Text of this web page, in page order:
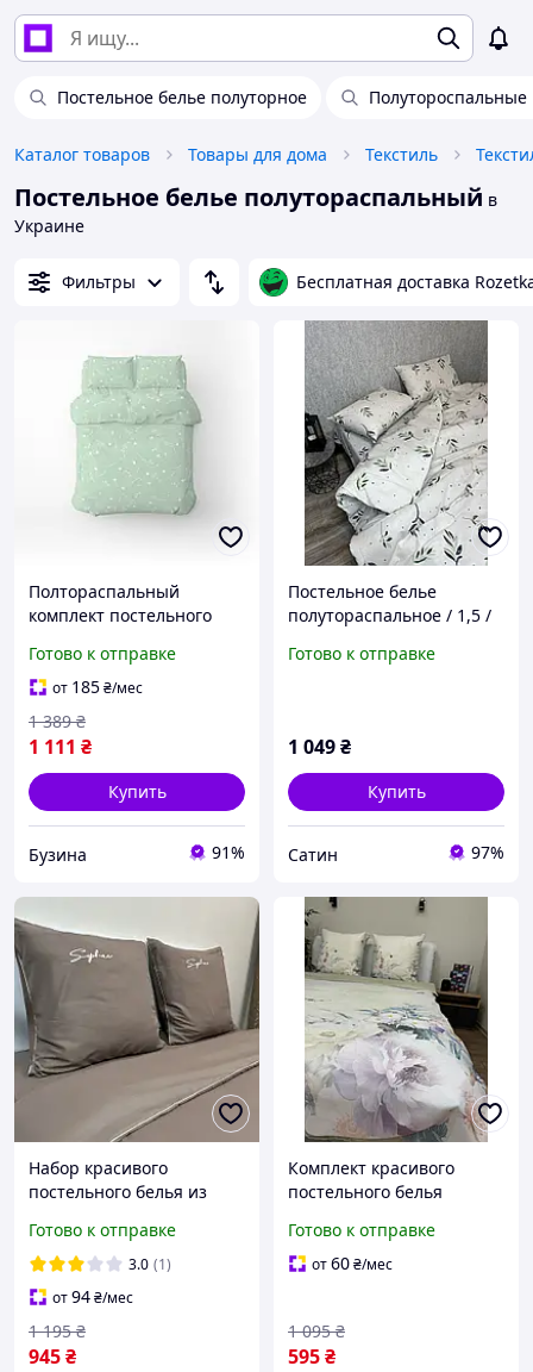
Постельное белье полуторное Полутороспальные
Каталог товаров Товары для дома Текстиль
Постельное белье полутораспальный в
Украине
Фильтры Бесплатная доставка
Полтораспальный
комплект постельного
"Волочки" (белые на
зеленом) (173305)
Готово к отправке
от 185₴/мес
1 111 ₴
1 389 ₴
Купить
Бузина 91%
Постельное белье
полутораспальное / 1,5 /
хлопок
Готово к отправке
1 049₴
Купить
Сатин 97%
Набор красивого
постельного белья из
полутораспальный цвет
мокко 150*220 см
Готово к отправке
3.0 (1)
от94₴/мес
945₴
1 195 ₴
Комплект красивого
постельного белья
размера оливкового
цвета с цветочным
Готово к отправке
от60₴/мес
595₴
1 095 ₴